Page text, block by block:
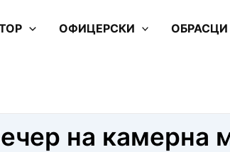
ОФИЦЕРСКИ ОБРАСЦИ
на камерна